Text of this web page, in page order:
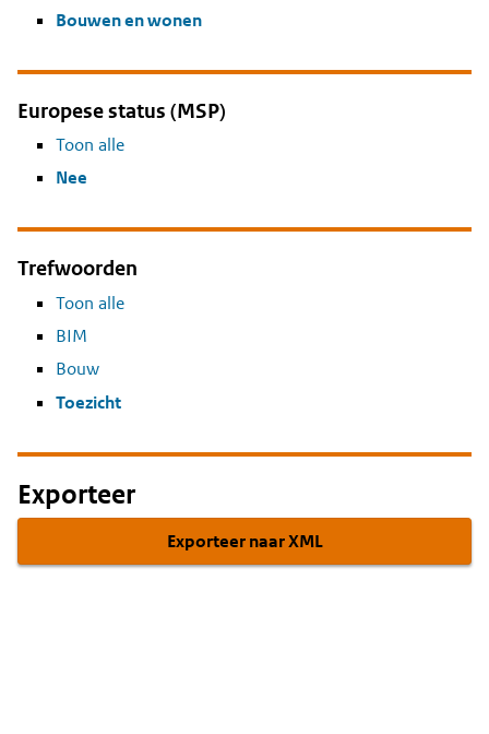
Bouwen en wonen
Europese status (MSP)
Toon alle
Nee
Trefwoorden
Toon alle
BIM
Bouw
Toezicht
Exporteer
Exporteer naar XML